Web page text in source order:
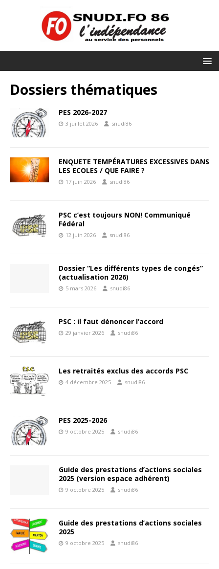
Dossiers thématiques
PES 2026-2027
3 juillet 2026 snudi86
ENQUETE TEMPÉRATURES EXCESSIVES DANS
LES ECOLES / QUE FAIRE ?
17 juin 2026 snudi86
PSC c’est toujours NON! Communiqué
Fédéral
12 juin 2026 snudi86
Dossier “Les différents types de congés”
(actualisation 2026)
5 mars 2026 snudi86
PSC : il faut dénoncer l’accord
29 janvier 2026 snudi86
Les retraités exclus des accords PSC
4 décembre 2025 snudi86
PES 2025-2026
9 octobre 2025 snudi86
Guide des prestations d’actions sociales
2025 (version espace adhérent)
9 octobre 2025 snudi86
Guide des prestations d’actions sociales
2025
9 octobre 2025 snudi86